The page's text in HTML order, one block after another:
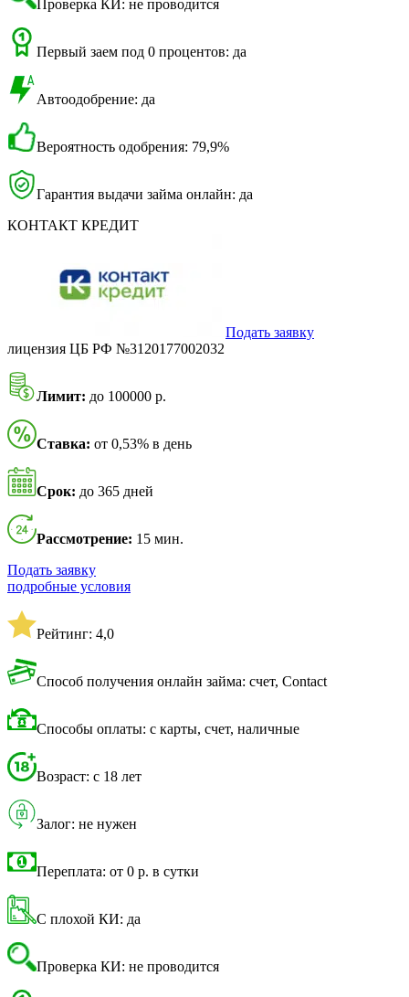
Проверка КИ: не проводится
Первый заем под 0 процентов: да
Автоодобрение: да
Вероятность одобрения: 79,9%
Гарантия выдачи займа онлайн: да
КОНТАКТ КРЕДИТ
Подать заявку
лицензия ЦБ РФ №3120177002032
Лимит: до 100000 р.
Ставка: от 0,53% в день
Срок: до 365 дней
Рассмотрение: 15 мин.
Подать заявку
подробные условия
Рейтинг: 4,0
Способ получения онлайн займа: счет, Contact
Способы оплаты: с карты, счет, наличные
Возраст: с 18 лет
Залог: не нужен
Переплата: от 0 р. в сутки
С плохой КИ: да
Проверка КИ: не проводится